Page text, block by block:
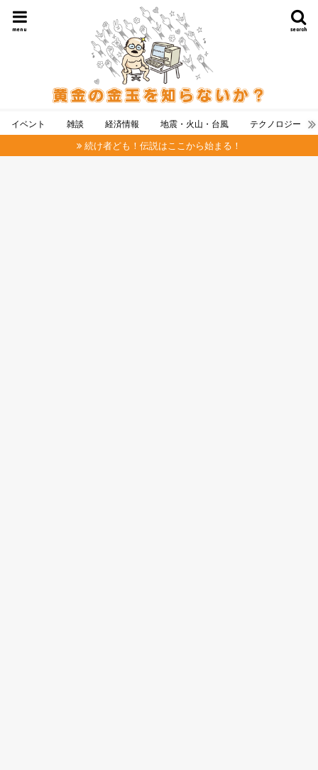
search
menu
イベント 雑談 経済情報 地震・火山・台風 テクノロジー
続け者ども！伝説はここから始まる！